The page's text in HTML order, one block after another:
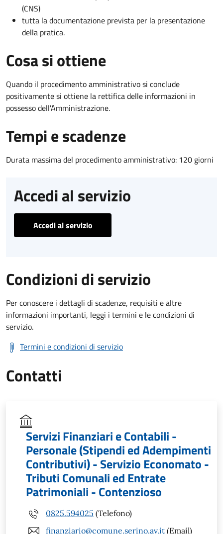
(CNS)
tutta la documentazione prevista per la presentazione
della pratica.
Cosa si ottiene
Quando il procedimento amministrativo si conclude
positivamente si ottiene la rettifica delle informazioni in
possesso dell'Amministrazione.
Tempi e scadenze
Durata massima del procedimento amministrativo: 120 giorni
Accedi al servizio
Accedi al servizio
Condizioni di servizio
Per conoscere i dettagli di scadenze, requisiti e altre
informazioni importanti, leggi i termini e le condizioni di
servizio.
Termini e condizioni di servizio
Contatti
Servizi Finanziari e Contabili -
Personale (Stipendi ed Adempimenti
Contributivi) - Servizio Economato -
Tributi Comunali ed Entrate
Patrimoniali - Contenzioso
0825.594025 (Telefono)
finanziario@comune.serino.av.it (Email)